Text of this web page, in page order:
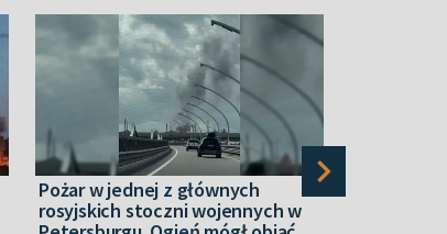
Pożar w jednej z głównych
rosyjskich stoczni wojennych w